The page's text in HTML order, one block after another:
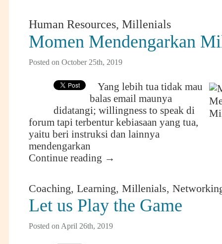
Human Resources, Millenials
Momen Mendengarkan
Posted on October 25th, 2019
Yang lebih tua tidak mau
balas email maunya
didatangi; willingness to speak di
forum tapi terbentur kebiasaan yang tua,
yaitu beri instruksi dan lainnya
mendengarkan
Continue reading →
Coaching, Learning, Millenials,
Let us Play the Game
Posted on April 26th, 2019